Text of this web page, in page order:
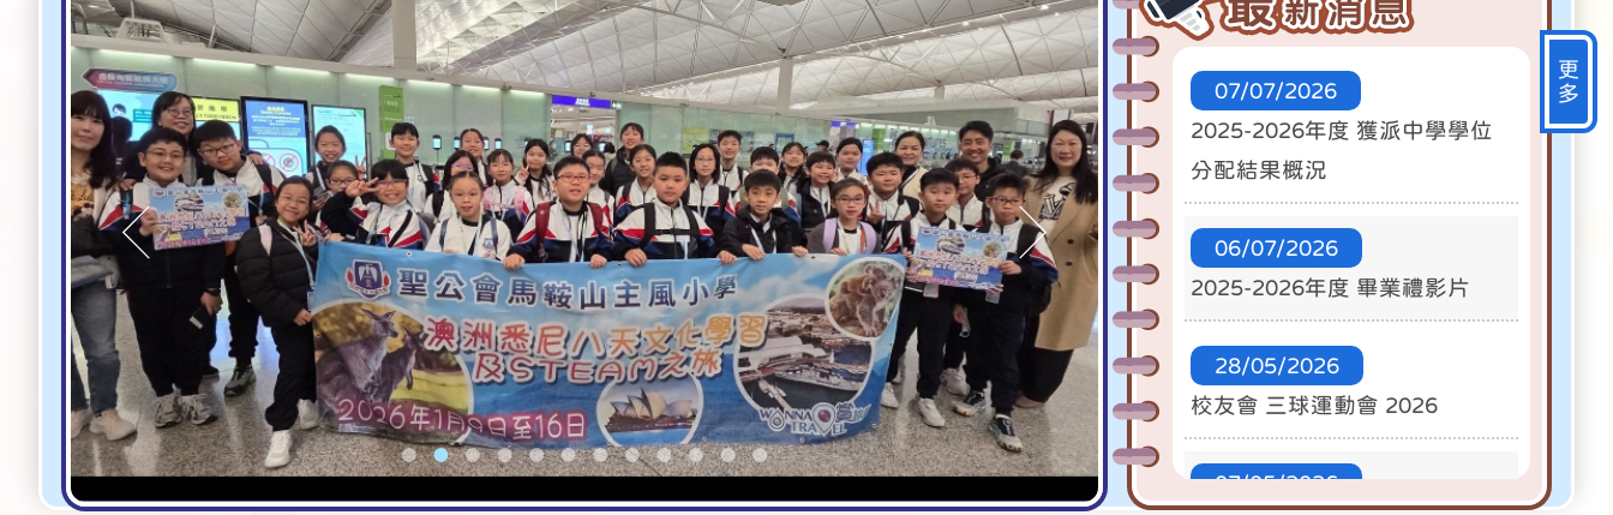
更
多
07/07/2026
2025-2026年度 獲派中學學位
分配結果概況
06/07/2026
2025-2026年度 畢業禮影片
28/05/2026
校友會 三球運動會 2026
07/05/2026